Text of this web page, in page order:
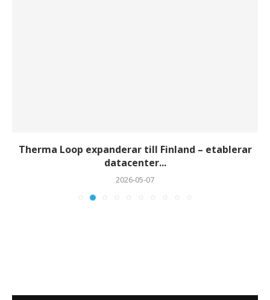
Therma Loop expanderar till Finland – etablerar
datacenter...
2026-05-07